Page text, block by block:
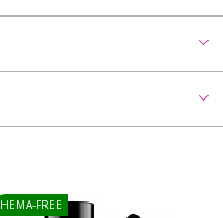
HEMA-FREE